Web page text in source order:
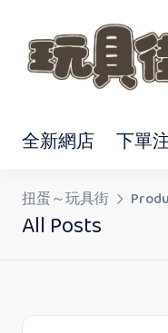
content
全新網店 下單
扭蛋～玩具街
All Posts